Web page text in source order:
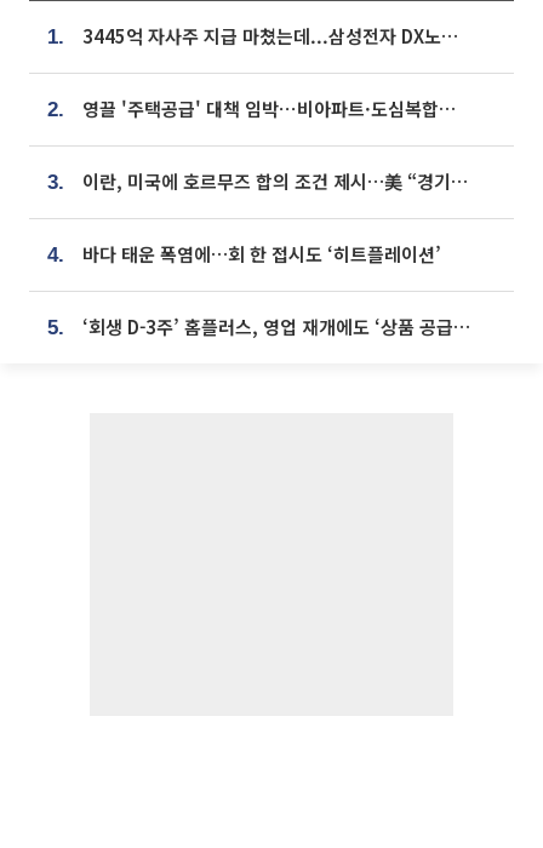
1. 3445억 자사주 지급 마쳤는데...삼성전자 DX노조, 뒤늦은 '떼쓰기 집회'
2. 영끌 '주택공급' 대책 임박⋯비아파트·도심복합까지 총동원
3. 이란, 미국에 호르무즈 합의 조건 제시…美 “경기 아직 안 끝나” [종합]
4. 바다 태운 폭염에…회 한 접시도 ‘히트플레이션’
5. ‘회생 D-3주’ 홈플러스, 영업 재개에도 ‘상품 공급망’ 복구가 생존 관건